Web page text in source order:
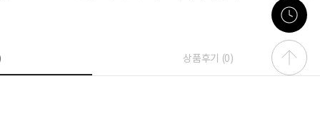
상품후기 (0)